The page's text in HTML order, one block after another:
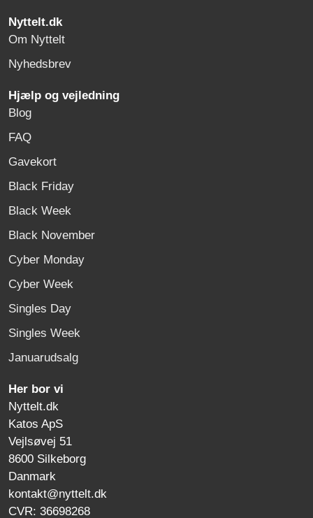
Nyttelt.dk
Om Nyttelt
Nyhedsbrev
Hjælp og vejledning
Blog
FAQ
Gavekort
Black Friday
Black Week
Black November
Cyber Monday
Cyber Week
Singles Day
Singles Week
Januarudsalg
Her bor vi
Nyttelt.dk
Katos ApS
Vejlsøvej 51
8600 Silkeborg
Danmark
kontakt@nyttelt.dk
CVR: 36698268